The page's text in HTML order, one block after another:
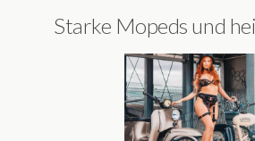
Starke Mopeds und